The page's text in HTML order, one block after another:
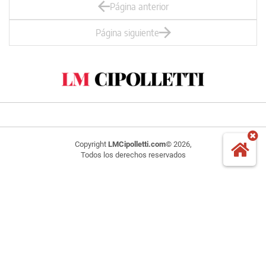
Página anterior
Página siguiente
Copyright LMCipolletti.com© 2026,
Todos los derechos reservados